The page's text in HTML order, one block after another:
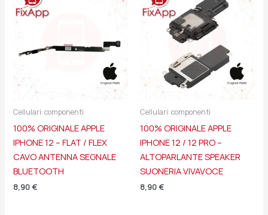
Cellulari: componenti
100% ORIGINALE APPLE
IPHONE 12 – FLAT / FLEX
CAVO ANTENNA SEGNALE
BLUETOOTH
8,90 €
Cellulari: componenti
100% ORIGINALE APPLE
IPHONE 12 / 12 PRO –
ALTOPARLANTE SPEAKER
SUONERIA VIVAVOCE
8,90 €